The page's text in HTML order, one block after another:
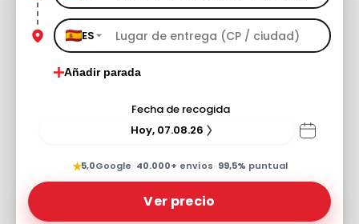
ES
Añadir parada
Fecha de recogida
Hoy, 07.08.26
★5,0Google· 40.000+ envíos· 99,5% puntual
Ver precio